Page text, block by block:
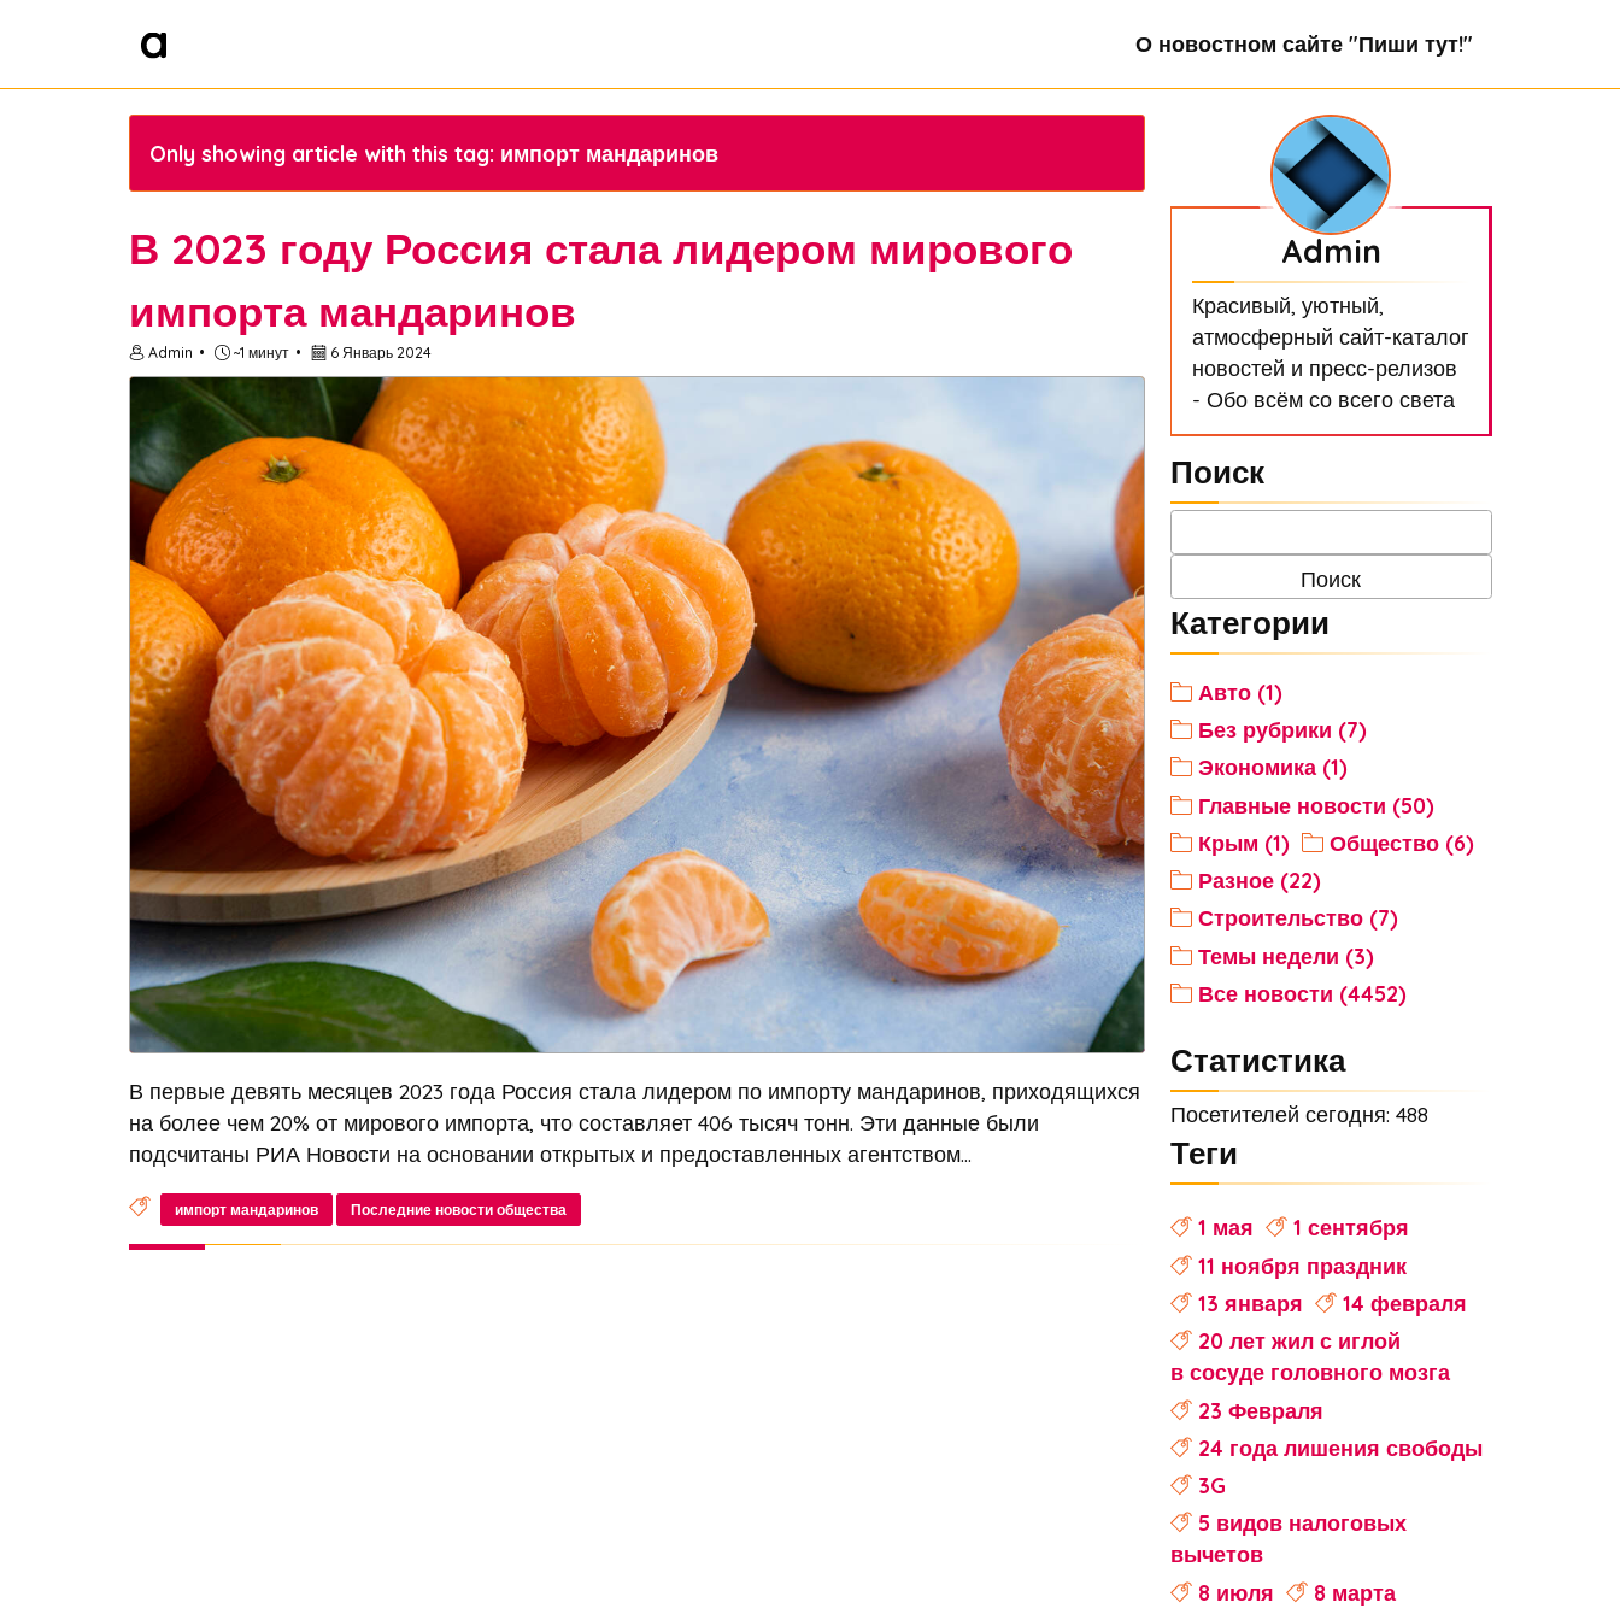
О новостном сайте "Пиши тут!"
Only showing article with this tag: импорт мандаринов
В 2023 году Россия стала лидером мирового
импорта мандаринов
Admin ~1 минут 6 Январь 2024
В первые девять месяцев 2023 года Россия стала лидером по импорту мандаринов, приходящихся
на более чем 20% от мирового импорта, что составляет 406 тысяч тонн. Эти данные были
подсчитаны РИА Новости на основании открытых и предоставленных агентством...
импорт мандаринов Последние новости общества
Admin
Красивый, уютный,
атмосферный сайт-каталог
новостей и пресс-релизов
- Обо всём со всего света
Поиск
Категории
Авто (1)
Без рубрики (7)
Экономика (1)
Главные новости (50)
Крым (1)
Общество (6)
Разное (22)
Строительство (7)
Темы недели (3)
Все новости (4452)
Статистика
Посетителей сегодня: 488
Теги
1 мая
1 сентября
11 ноября праздник
13 января
14 февраля
20 лет жил с иглой
в сосуде головного мозга
23 Февраля
24 года лишения свободы
3G
5 видов налоговых
вычетов
8 июля
8 марта